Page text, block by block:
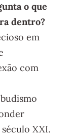
o que
dentro?
em
com
XXI.